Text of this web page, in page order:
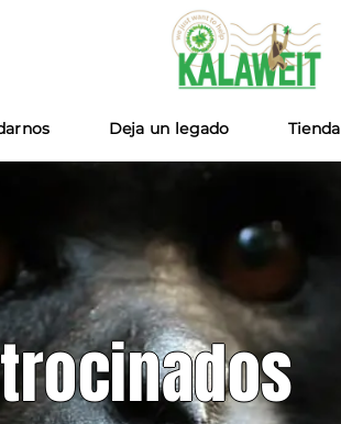
Deja un legado Tienda